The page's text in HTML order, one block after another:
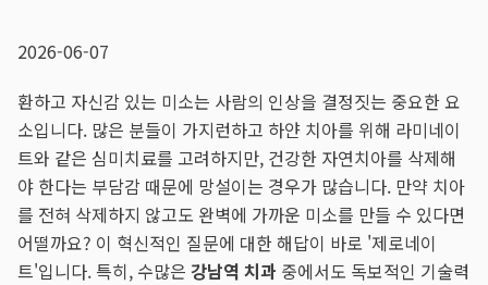
2026-06-07
환하고 자신감 있는 미소는 사람의 인상을 결정짓는 중요한 요
소입니다. 많은 분들이 가지런하고 하얀 치아를 위해 라미네이
트와 같은 심미치료를 고려하지만, 건강한 자연치아를 삭제해
야 한다는 부담감 때문에 망설이는 경우가 많습니다. 만약 치아
를 전혀 삭제하지 않고도 완벽에 가까운 미소를 만들 수 있다면
어떨까요? 이 혁신적인 질문에 대한 해답이 바로 '제로네이
트'입니다. 특히, 수많은 강남역 치과 중에서도 독보적인 기술력